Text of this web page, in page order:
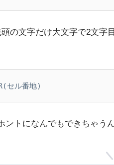
の文字だけ大文字で2文字
セル番地)
ントになんでもできちゃう